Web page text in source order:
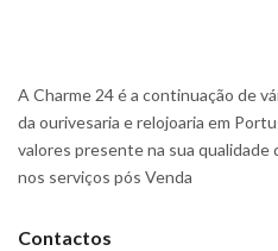
A Charme 24 é a continuação de
da ourivesaria e relojoaria em
valores presente na sua
nos serviços pós Venda
Contactos